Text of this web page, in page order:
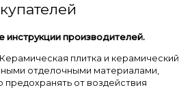
инструкции производителей.
плитка и керамический
отделочными материалами,
предохранять от воздействия